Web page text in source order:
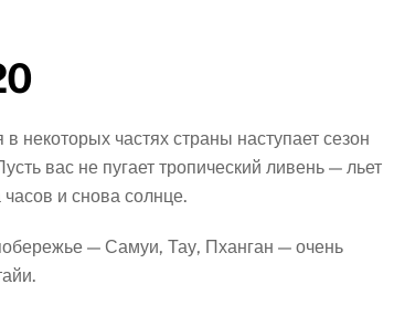
некоторых частях страны наступает сезон
вас не пугает тропический ливень — льет
и снова солнце.
— Самуи, Тау, Пханган — очень